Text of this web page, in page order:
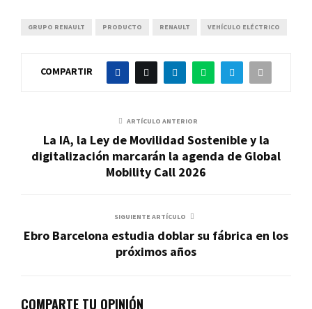
GRUPO RENAULT PRODUCTO RENAULT VEHÍCULO ELÉCTRICO
COMPARTIR
ARTÍCULO ANTERIOR
La IA, la Ley de Movilidad Sostenible y la
digitalización marcarán la agenda de Global
Mobility Call 2026
SIGUIENTE ARTÍCULO
Ebro Barcelona estudia doblar su fábrica en los
próximos años
COMPARTE TU OPINIÓN